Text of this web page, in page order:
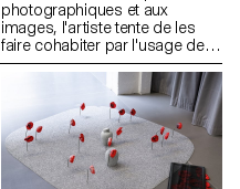
photographiques et aux
images, l'artiste tente de les
faire cohabiter par l'usage de
dos de chambre
photographique comme
fenêtres. Il explore la zone grise
qui se trouve à l’intérieur de
l’appareil et tente de
cartographier cette errance.